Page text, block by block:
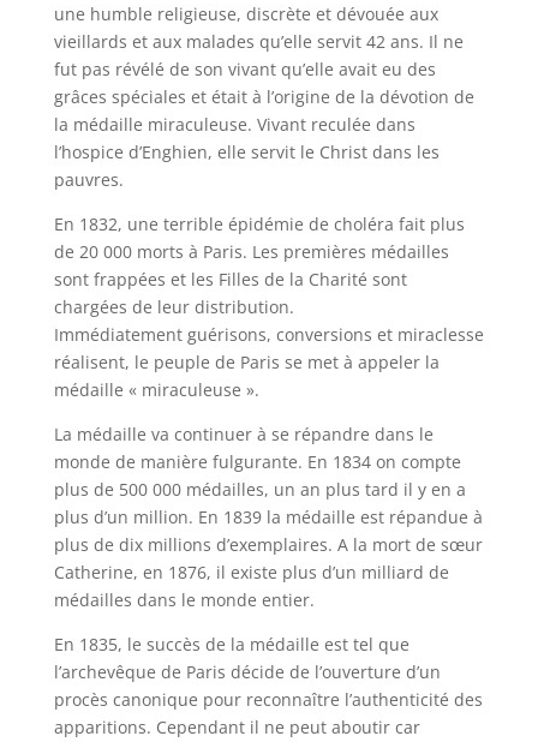
une humble religieuse, discrète et dévouée aux
vieillards et aux malades qu’elle servit 42 ans. Il ne
fut pas révélé de son vivant qu’elle avait eu des
grâces spéciales et était à l’origine de la dévotion de
la médaille miraculeuse. Vivant reculée dans
l’hospice d’Enghien, elle servit le Christ dans les
pauvres.
En 1832, une terrible épidémie de choléra fait plus
de 20 000 morts à Paris. Les premières médailles
sont frappées et les Filles de la Charité sont
chargées de leur distribution.
Immédiatement guérisons, conversions et miraclesse
réalisent, le peuple de Paris se met à appeler la
médaille « miraculeuse ».
La médaille va continuer à se répandre dans le
monde de manière fulgurante. En 1834 on compte
plus de 500 000 médailles, un an plus tard il y en a
plus d’un million. En 1839 la médaille est répandue à
plus de dix millions d’exemplaires. A la mort de sœur
Catherine, en 1876, il existe plus d’un milliard de
médailles dans le monde entier.
En 1835, le succès de la médaille est tel que
l’archevêque de Paris décide de l’ouverture d’un
procès canonique pour reconnaître l’authenticité des
apparitions. Cependant il ne peut aboutir car